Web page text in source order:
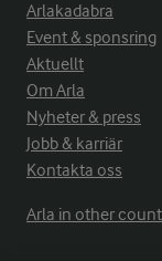
Arlakadabra
Event & sponsring
Aktuellt
Om Arla
Nyheter & press
Jobb & karriär
Kontakta oss
Arla in other